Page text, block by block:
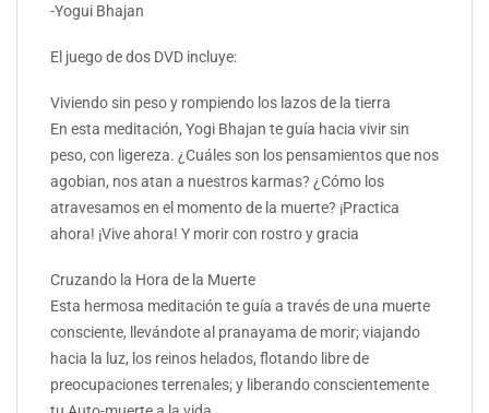
-Yogui Bhajan
El juego de dos DVD incluye:
Viviendo sin peso y rompiendo los lazos de la tierra
En esta meditación, Yogi Bhajan te guía hacia vivir sin
peso, con ligereza. ¿Cuáles son los pensamientos que nos
agobian, nos atan a nuestros karmas? ¿Cómo los
atravesamos en el momento de la muerte? ¡Practica
ahora! ¡Vive ahora! Y morir con rostro y gracia
Cruzando la Hora de la Muerte
Esta hermosa meditación te guía a través de una muerte
consciente, llevándote al pranayama de morir; viajando
hacia la luz, los reinos helados, flotando libre de
preocupaciones terrenales; y liberando conscientemente